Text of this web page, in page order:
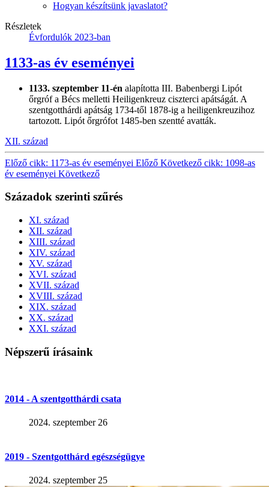
Hogyan készítsünk javaslatot?
Részletek
Évfordulók 2023-ban
1133-as év eseményei
1133. szeptember 11-én alapította III. Babenbergi Lipót
őrgróf a Bécs melletti Heiligenkreuz ciszterci apátságát. A
szentgotthárdi apátság 1734-től 1878-ig a heiligenkreuzihoz
tartozott. Lipót őrgrófot 1485-ben szentté avatták.
XII. század
Előző cikk: 1173-as év eseményei Előző Következő cikk: 1098-as
év eseményei Következő
Századok szerinti szűrés
XI. század
XII. század
XIII. század
XIV. század
XV. század
XVI. század
XVII. század
XVIII. század
XIX. század
XX. század
XXI. század
Népszerű írásaink
2014 - A szentgotthárdi csata
2024. szeptember 26
2019 - Szentgotthárd egészségügye
2024. szeptember 25